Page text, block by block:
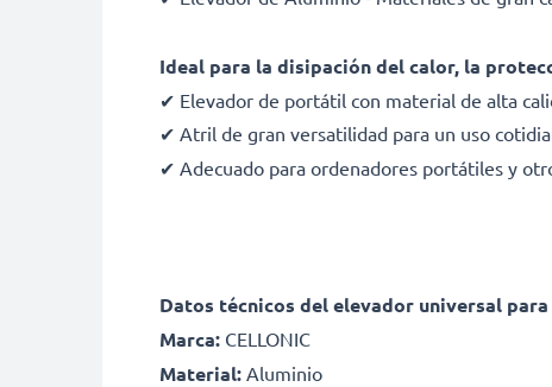
Ideal para la disipación del calor, la
✔ Elevador de portátil con material de alta
✔ Atril de gran versatilidad para un uso
✔ Adecuado para ordenadores portátiles y
Datos técnicos del elevador universal
Marca: CELLONIC
Material: Aluminio